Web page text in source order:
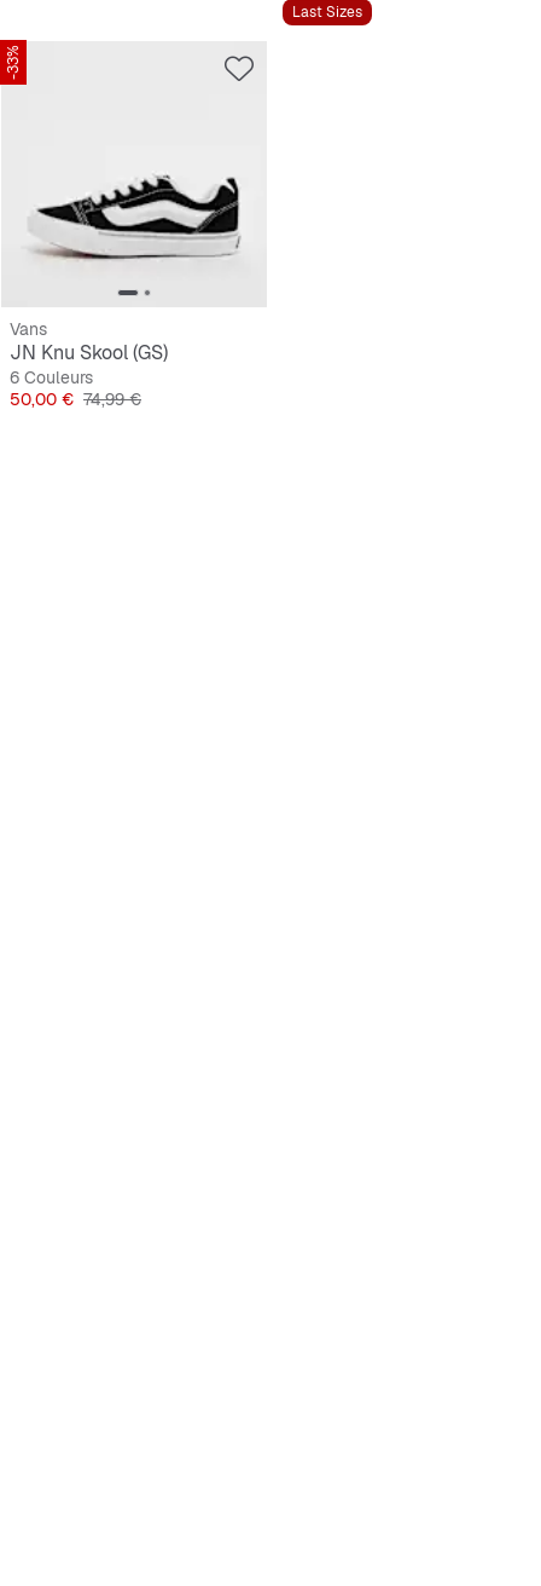
Last Sizes
-33%
Vans
JN Knu Skool (GS)
6 Couleurs
Prix
50,00 € Prix original
74,99 €